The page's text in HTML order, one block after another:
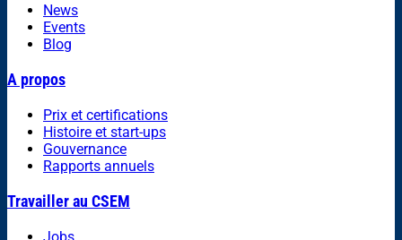
News
Events
Blog
A propos
Prix et certifications
Histoire et start-ups
Gouvernance
Rapports annuels
Travailler au CSEM